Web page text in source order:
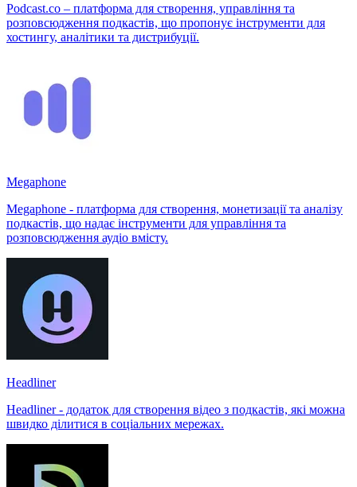
Podcast.co – платформа для створення, управління та
розповсюдження подкастів, що пропонує інструменти для
хостингу, аналітики та дистрибуції.
Megaphone
Megaphone - платформа для створення, монетизації та аналізу
подкастів, що надає інструменти для управління та
розповсюдження аудіо вмісту.
Headliner
Headliner - додаток для створення відео з подкастів, які можна
швидко ділитися в соціальних мережах.